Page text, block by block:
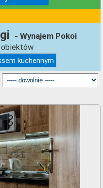
- Wynajem Pokoi
kuchennym